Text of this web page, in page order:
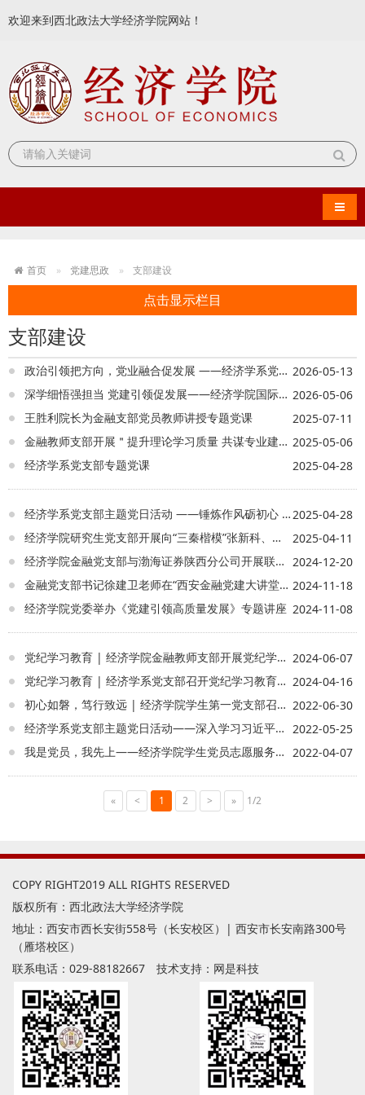
欢迎来到西北政法大学经济学院网站！
导航
首页 党建思政 支部建设
点击显示栏目
支部建设
政治引领把方向，党业融合促发展 ——经济学系党支部开展主题党日活动 2026-05-13
深学细悟强担当 党建引领促发展——经济学院国际经济与贸易系教师党支部召开党的二十届四中全会精神交流研讨会 2026-05-06
王胜利院长为金融支部党员教师讲授专题党课
2025-07-11
金融教师支部开展＂提升理论学习质量 共谋专业建设发展＂学习研讨会暨主题党日活动 2025-05-06
经济学系党支部专题党课
2025-04-28
经济学系党支部主题党日活动 ——锤炼作风砺初心 实干担当践使命2025-04-28
经济学院研究生党支部开展向“三秦楷模”张新科、史礼海同志和补浪河女子民兵治沙连学习教育活动
2025-04-11
经济学院金融党支部与渤海证券陕西分公司开展联合主题党日活动 2024-12-20
金融党支部书记徐建卫老师在“西安金融党建大讲堂”上做专题报告 2024-11-18
经济学院党委举办《党建引领高质量发展》专题讲座 2024-11-08
党纪学习教育 | 经济学院金融教师支部开展党纪学习教育专题学习研讨 2024-06-07
党纪学习教育 | 经济学系党支部召开党纪学习教育动员部署会议 2024-04-16
初心如磐，笃行致远 | 经济学院学生第一党支部召开预备党员转正大会 2022-06-30
经济学系党支部主题党日活动——深入学习习近平总书记在中国人民大学考察时的重要讲话、习近平总书记关于推动我国数字经济健康发展的讲话精神 2022-05-25
我是党员，我先上——经济学院学生党员志愿服务队在行动 2022-04-07
« < 1 2 > » 1/2
COPY RIGHT2019 ALL RIGHTS RESERVED
版权所有：西北政法大学经济学院
地址：西安市西长安街558号（长安校区）| 西安市长安南路300号
（雁塔校区）
联系电话：029-88182667 技术支持： 网是科技